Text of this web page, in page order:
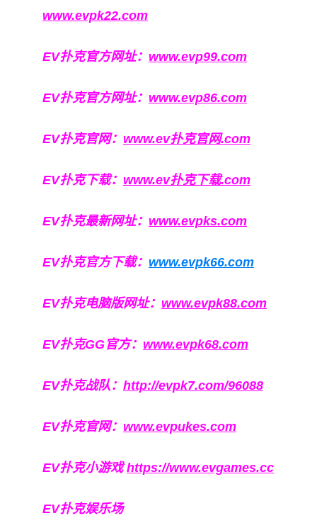
www.evpk22.com
EV扑克官方网址： www.evp99.com
EV扑克官方网址： www.evp86.com
EV扑克官网： www.ev扑克官网.com
EV扑克下载： www.ev扑克下载.com
EV扑克最新网址： www.evpks.com
EV扑克官方下载： www.evpk66.com
EV扑克电脑版网址： www.evpk88.com
EV扑克GG官方： www.evpk68.com
EV扑克战队： http://evpk7.com/96088
EV扑克官网： www.evpukes.com
EV扑克小游戏https://www.evgames.cc
EV扑克娱乐场